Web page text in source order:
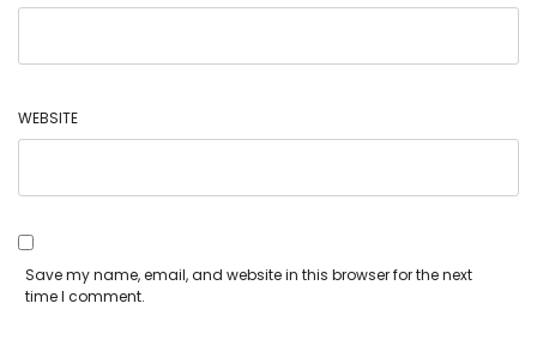
WEBSITE
Save my name, email, and website in this browser for the next
time I comment.